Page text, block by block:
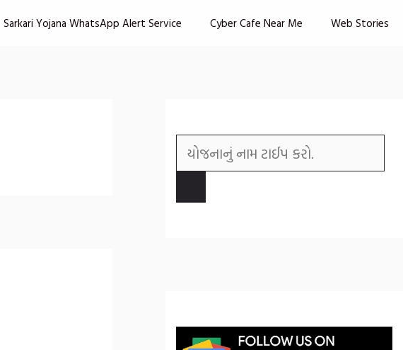
Sarkari Yojana WhatsApp Alert Service Cyber Cafe Near Me Web Stories